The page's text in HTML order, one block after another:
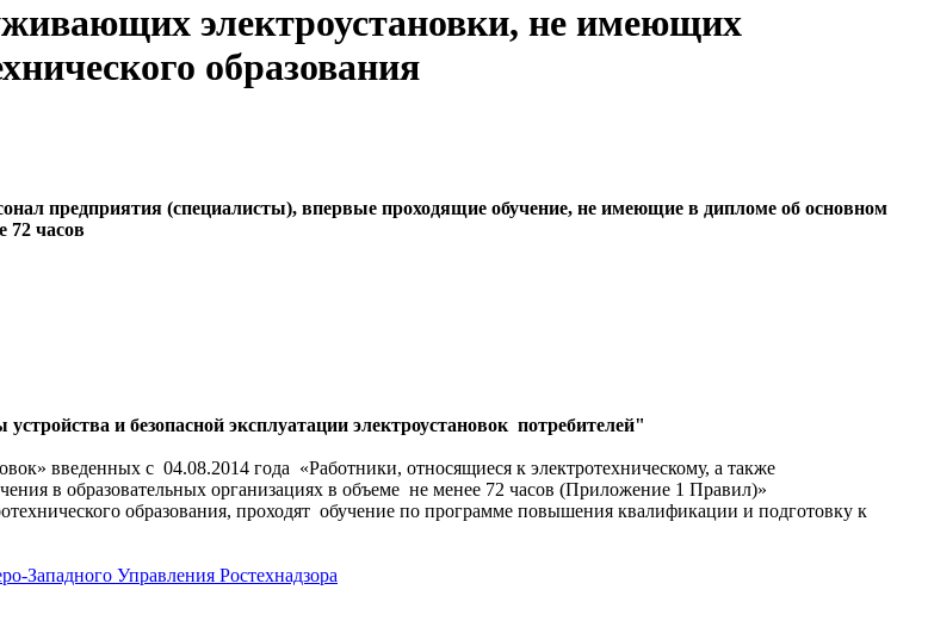
электроустановки, не имеющих
образования
предприятия (специалисты), впервые проходящие обучение, не имеющие в дипломе об основном
72 часов
и безопасной эксплуатации электроустановок потребителей"
введенных c 04.08.2014 года «Работники, относящиеся к электротехническому, а также
в образовательных организациях в объеме не менее 72 часов (Приложение 1 Правил)»
образования, проходят обучение по программе повышения квалификации и подготовку к
Западного Управления Ростехнадзора